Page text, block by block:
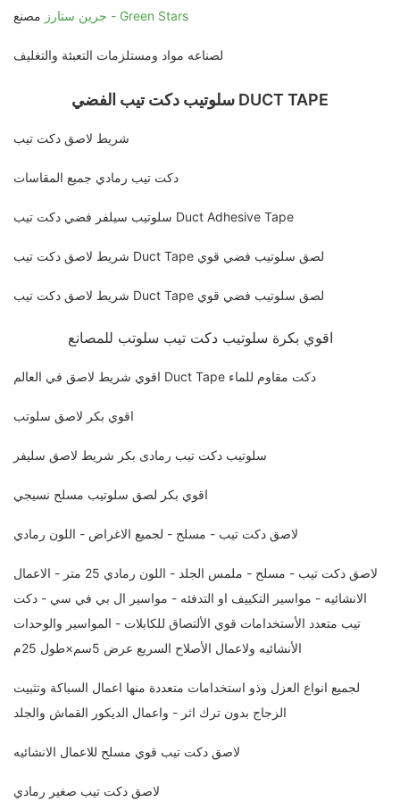
جرين ستارز - Green Stars
لصناعه مواد ومستلزمات التعبئة والتغليف
سلوتيب دكت تيب الفضي DUCT TAPE
شريط لاصق دكت تيب
دكت تيب رمادي جميع المقاسات
سلوتيب سيلفر فضي دكت تيب Duct Adhesive Tape
شريط لاصق دكت تيب Duct Tape لصق سلوتيب فضي قوي
شريط لاصق دكت تيب Duct Tape لصق سلوتيب فضي قوي
اقوي بكرة سلوتيب دكت تيب سلوتب للمصانع
اقوي شريط لاصق في العالم Duct Tape دكت مقاوم للماء
اقوي بكر لاصق سلوتب
سلوتيب دكت تيب رمادى بكر شريط لاصق سليفر
اقوي بكر لصق سلوتيب مسلح نسيجي
لاصق دكت تيب - مسلح - لجميع الاغراض - اللون رمادي
لاصق دكت تيب - مسلح - ملمس الجلد - اللون رمادي 25 متر - الاعمال
الانشائيه - مواسير التكييف او التدفئه - مواسير ال بي في سي - دكت
تيب متعدد الأستخدامات قوي الألتصاق للكابلات - المواسير والوحدات
الأنشائيه ولاعمال الأصلاح السريع عرض 5سم×طول 25م
لجميع انواع العزل وذو استخدامات متعددة منها اعمال السباكة وتثبيت
الزجاج بدون ترك اثر - واعمال الديكور القماش والجلد
لاصق دكت تيب قوي مسلح للاعمال الانشائيه
لاصق دكت تيب صغير رمادي